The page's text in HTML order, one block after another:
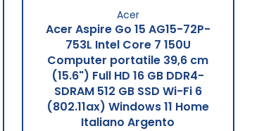
Acer
Acer Aspire Go 15 AG15-72P-
753L Intel Core 7 150U
Computer portatile 39,6 cm
(15.6") Full HD 16 GB DDR4-
SDRAM 512 GB SSD Wi-Fi 6
(802.11ax) Windows 11 Home
Italiano Argento